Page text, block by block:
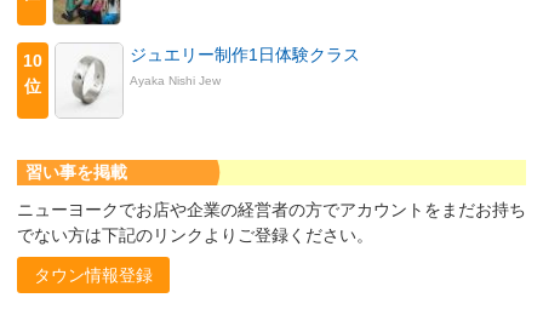
10
位
ジュエリー制作1日体験クラス
Ayaka Nishi Jew
習い事を掲載
ニューヨークでお店や企業の経営者の方でアカウントをまだお持ち
でない方は下記のリンクよりご登録ください。
タウン情報登録